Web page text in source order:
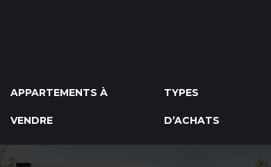
APPARTEMENTS À
VENDRE
TYPES
D’ACHATS